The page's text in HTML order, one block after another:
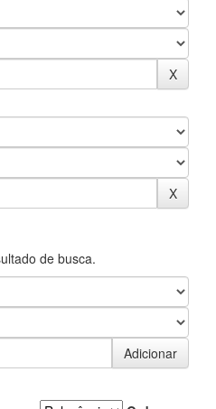
de busca.